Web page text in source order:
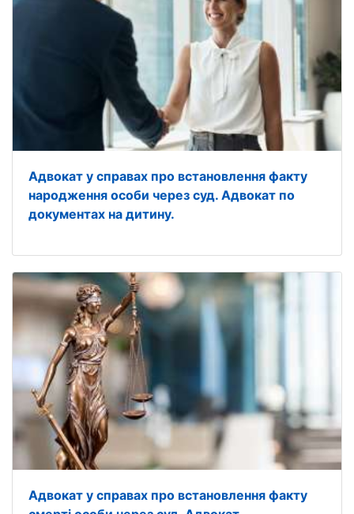
Адвокат у справах про встановлення факту
народження особи через суд. Адвокат по
документах на дитину.
Адвокат у справах про встановлення факту